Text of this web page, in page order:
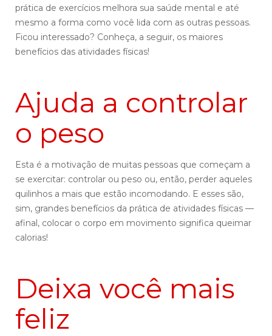
prática de exercícios melhora sua saúde mental e até
mesmo a forma como você lida com as outras pessoas.
Ficou interessado? Conheça, a seguir, os maiores
benefícios das atividades físicas!
Ajuda a controlar
o peso
Esta é a motivação de muitas pessoas que começam a
se exercitar: controlar ou peso ou, então, perder aqueles
quilinhos a mais que estão incomodando. E esses são,
sim, grandes benefícios da prática de atividades físicas —
afinal, colocar o corpo em movimento significa queimar
calorias!
Deixa você mais
feliz